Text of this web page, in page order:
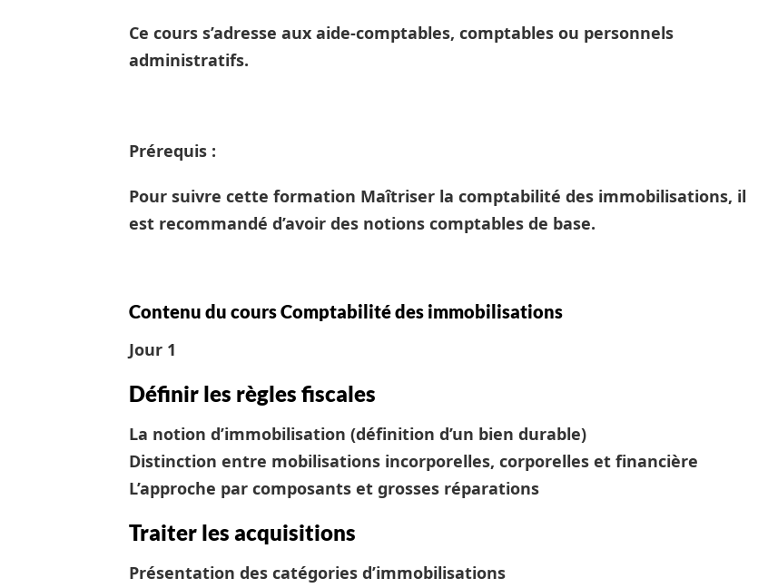
Ce cours s’adresse aux aide-comptables, comptables ou personnels
administratifs.
Prérequis :
Pour suivre cette formation Maîtriser la comptabilité des immobilisations, il
est recommandé d’avoir des notions comptables de base.
Contenu du cours Comptabilité des immobilisations
Jour 1
Définir les règles fiscales
La notion d’immobilisation (définition d’un bien durable)
Distinction entre mobilisations incorporelles, corporelles et financière
L’approche par composants et grosses réparations
Traiter les acquisitions
Présentation des catégories d’immobilisations